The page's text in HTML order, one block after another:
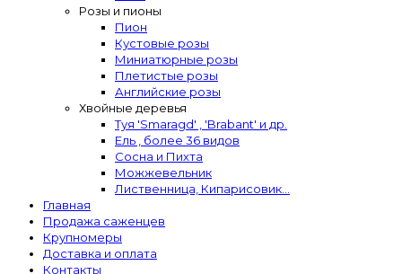
Розы и пионы
Пион
Кустовые розы
Миниатюрные розы
Плетистые розы
Английские розы
Хвойные деревья
Туя 'Smaragd' , 'Brabant' и др.
Ель , более 36 видов
Сосна и Пихта
Можжевельник
Лиственница, Кипарисовик...
Главная
Продажа саженцев
Крупномеры
Доставка и оплата
Контакты